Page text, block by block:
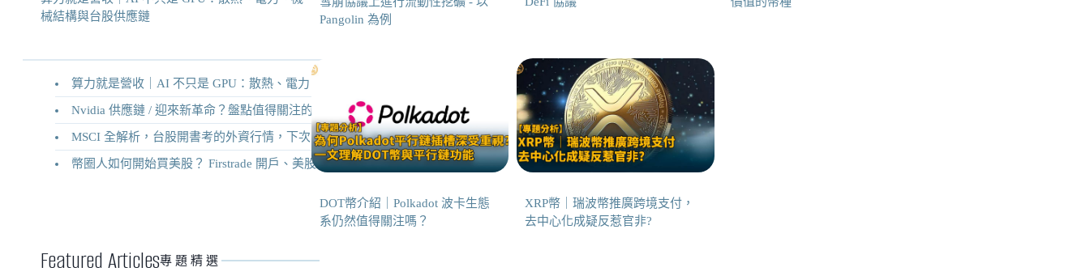
械結構與台股供應鏈
算力就是營收｜AI 不只是 GPU：散熱、電力、機械結構與台股供應鏈
Nvidia 供應鏈 / 迎來新革命？盤點值得關注的二十家供應鏈企業
MSCI 全解析，台股開書考的外資行情，下次調整你準備好了嗎？
幣圈人如何開始買美股？ Firstrade 開戶、美股交易機制完整教學
Featured Articles專題精選
Pangolin 為例
DOT幣介紹｜Polkadot 波卡生態
系仍然值得關注嗎？
XRP幣｜瑞波幣推廣跨境支付，
去中心化成疑反惹官非?